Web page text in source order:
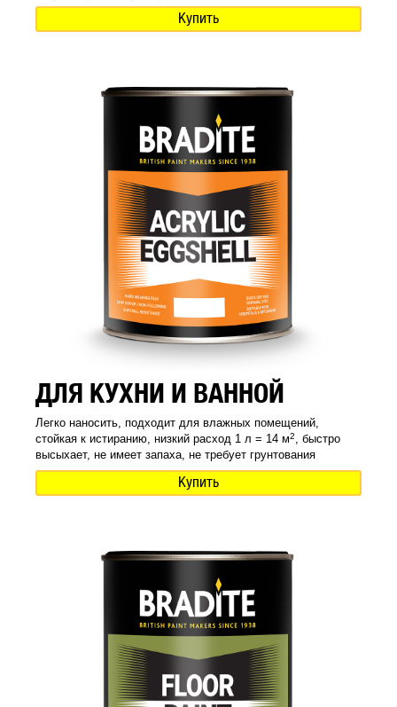
Купить
ДЛЯ КУХНИ И ВАННОЙ
Легко наносить, подходит для влажных помещений,
стойкая к истиранию, низкий расход 1 л = 14 м2, быстро
высыхает, не имеет запаха, не требует грунтования
Купить